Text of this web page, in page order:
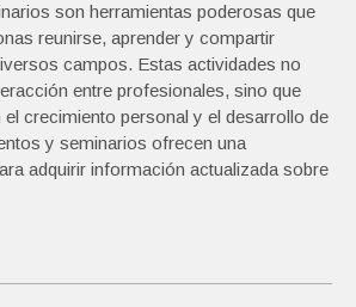
son herramientas poderosas que
reunirse, aprender y compartir
campos. Estas actividades no
entre profesionales, sino que
crecimiento personal y el desarrollo de
y seminarios ofrecen una
adquirir información actualizada sobre